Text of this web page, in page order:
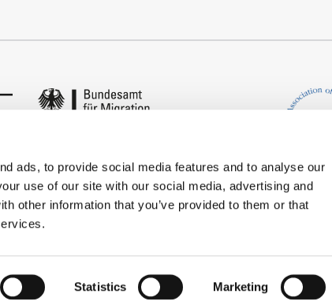
ads, to provide social media features and to analyse our
use of our site with our social media, advertising and
other information that you’ve provided to them or that
Statistics Marketing